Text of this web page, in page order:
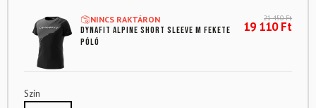
ből,
értékelés
alapján
NINCS RAKTÁRON
DYNAFIT Alpine Short Sleeve M fekete
póló
21 450Ft
19 110Ft
Szín